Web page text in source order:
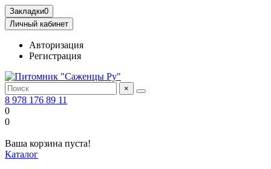
Закладки0
Личный кабинет
Авторизация
Регистрация
×
8 978 176 89 11
0
0
Ваша корзина пуста!
Каталог